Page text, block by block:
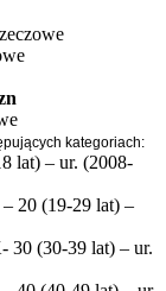
kategoriach:
lat) – ur. (2008-
20 (19-29 lat) –
30 (30-39 lat) – ur.